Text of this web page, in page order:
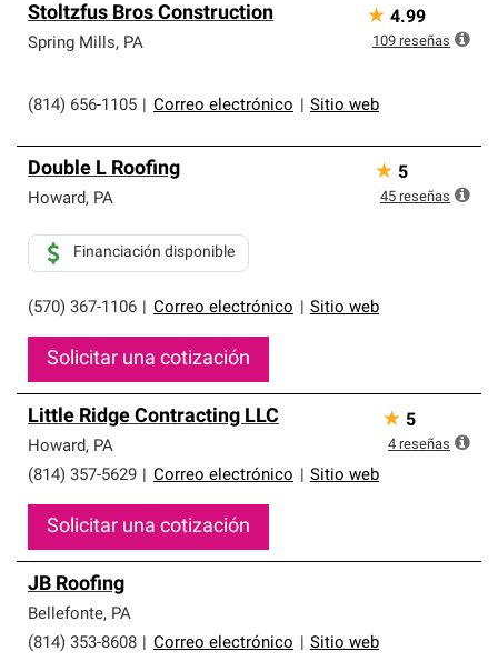
parte de una red exclusiva de profesionales de techos
que cumplen con altos estándares y requisitos estrictos
Stoltzfus Bros Construction
Spring Mills, PA
(814) 656-1105 Correo electrónico Sitio web
★ 4.99
109 reseñas
Double L Roofing
Howard, PA
(570) 367-1106 Correo electrónico Sitio web
Financiación disponible
Solicitar una cotización
★ 5
45 reseñas
Little Ridge Contracting LLC
Howard, PA
(814) 357-5629
Correo electrónico Sitio web
Solicitar una cotización
★ 5
4 reseñas
JB Roofing
Bellefonte, PA
(814) 353-8608
Correo electrónico Sitio web